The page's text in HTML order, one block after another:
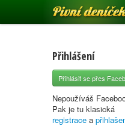
Pivní deníček
Přihlášení
Přihlásit se přes
Nepoužíváš
Pak je tu klasická
registrace a